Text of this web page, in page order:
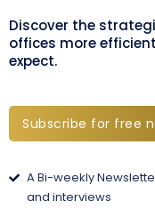
Discover the
offices more
expect.
Subscribe for free
A Bi-weekly
and interviews